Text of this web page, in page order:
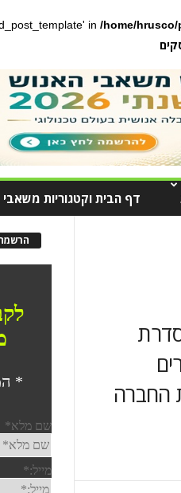
in /home/
דף הבית וקטגוריות משאבי
עם סדרת
החברה